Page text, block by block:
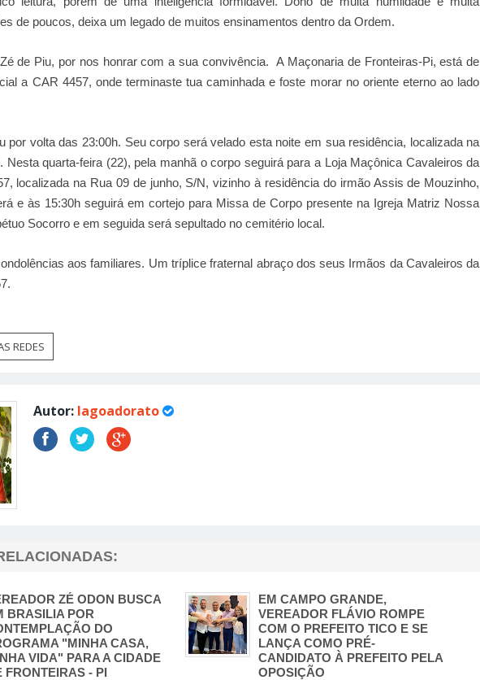
de poucos, deixa um legado de muitos ensinamentos dentro da Ordem.
de Piu, por nos honrar com a sua convivência. A Maçonaria de Fronteiras-Pi, está de
a CAR 4457, onde terminaste tua caminhada e foste morar no oriente eterno ao lado
por volta das 23:00h. Seu corpo será velado esta noite em sua residência, localizada na
Nesta quarta-feira (22), pela manhã o corpo seguirá para a Loja Maçônica Cavaleiros da
localizada na Rua 09 de junho, S/N, vizinho à residência do irmão Assis de Mouzinho,
e às 15:30h seguirá em cortejo para Missa de Corpo presente na Igreja Matriz Nossa
Socorro e em seguida será sepultado no cemitério local.
aos familiares. Um tríplice fraternal abraço dos seus Irmãos da Cavaleiros da
REDES
Autor: lagoadorato
ZÉ ODON BUSCA
BRASILIA POR
DO
"MINHA CASA,
VIDA" PARA A CIDADE
FRONTEIRAS - PI
EM CAMPO GRANDE,
VEREADOR FLÁVIO ROMPE
COM O PREFEITO TICO E SE
LANÇA COMO PRÉ-
CANDIDATO À PREFEITO PELA
OPOSIÇÃO